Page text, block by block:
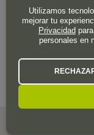
Vierte los
fuego lento.
No permitir
resistente al
Utilizamos
mejorar tu
Privacidadpara
personales en